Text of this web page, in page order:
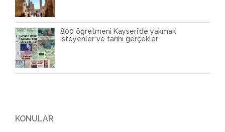
800 öğretmeni Kayseri’de yakmak
isteyenler ve tarihi gerçekler
KONULAR